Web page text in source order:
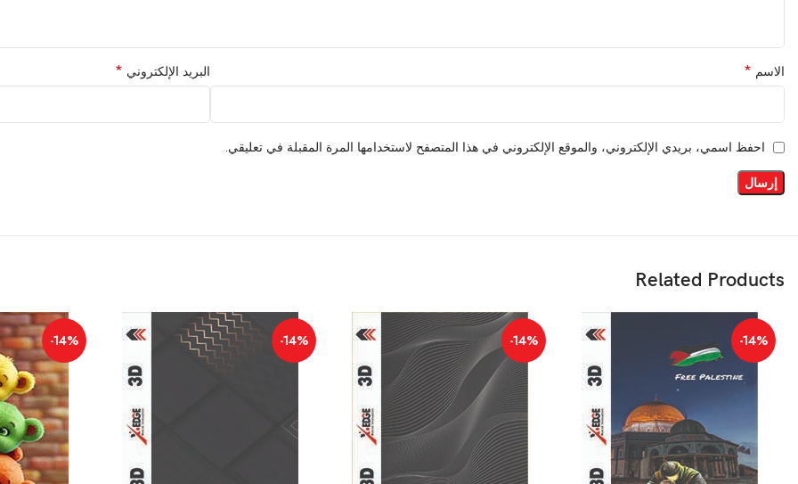
الاسم * البريد الإلكتروني *
احفظ اسمي، بريدي الإلكتروني، والموقع الإلكتروني في هذا المتصفح لاستخدامها المرة المقبلة في تعليقي.
Related Products
-14%
-14%
-14%
-14%